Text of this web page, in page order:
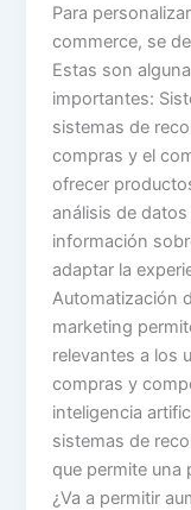
Para
commerce, se
Estas son
importantes:
sistemas de
compras y el
ofrecer
análisis de
información
adaptar la
Automatización
marketing
relevantes a los
compras y
inteligencia
sistemas de
que permite una
¿Va a permitir